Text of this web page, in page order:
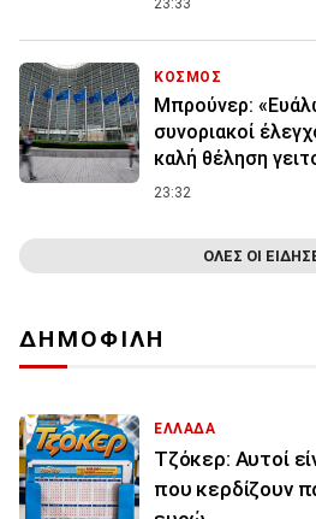
23:33
ΚΟΣΜΟΣ
Μπρούνερ:
συνοριακοί
καλή θέληση
23:32
ΟΛΕΣ ΟΙ
ΔΗΜΟΦΙΛΗ
ΕΛΛΑΔΑ
Τζόκερ: Αυτοί
που κερδίζουν